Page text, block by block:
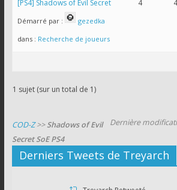
[PS4] Shadows of Evil Secret
Démarré par :
gezedka
dans : Recherche de joueurs
4 4
1 sujet (sur un total de 1)
Dernière
COD-Z>>Shadows of Evil
Secret SoE PS4
Derniers Tweets de Treyarch